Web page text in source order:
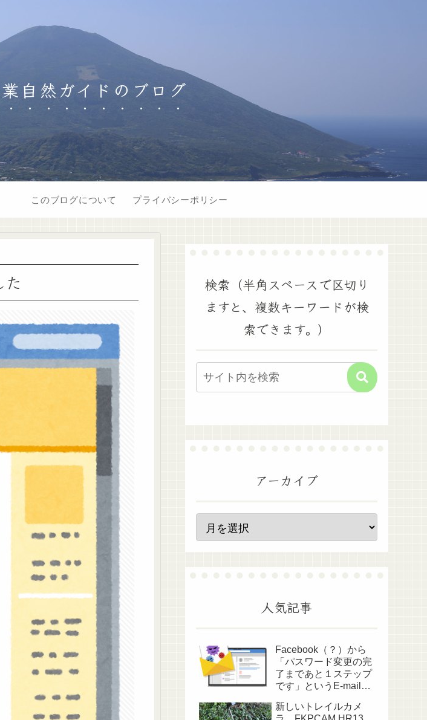
自然ガイドのブログ
このブログについて プライバシーポリシー
検索（半角スペースで区切り
ますと、複数キーワードが検
索できます。）
アーカイブ
人気記事
Facebook（？）から
「パスワード変更の完
了まであと１ステップ
です」というE-mailが
新しいトレイルカメ